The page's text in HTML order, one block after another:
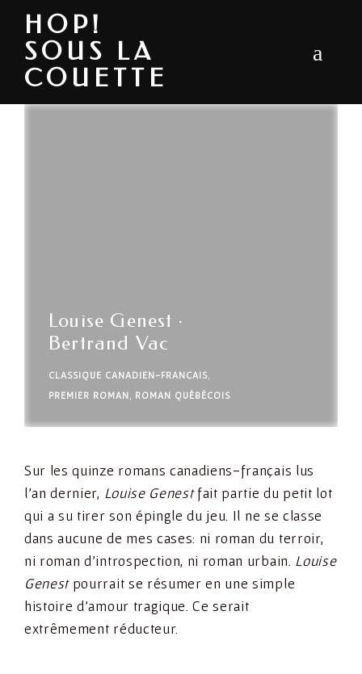
HOP!
SOUS LA
COUETTE
Louise Genest ·
Bertrand Vac
CLASSIQUE CANADIEN-FRANÇAIS
PREMIER ROMAN
ROMAN QUÉBÉCOIS
Sur les quinze romans canadiens-français lus
l’an dernier, Louise Genestfait partie du petit lot
qui a su tirer son épingle du jeu. Il ne se classe
dans aucune de mes cases: ni roman du terroir,
ni roman d’introspection, ni roman urbain. Louise
Genestpourrait se résumer en une simple
histoire d’amour tragique. Ce serait
extrêmement réducteur.